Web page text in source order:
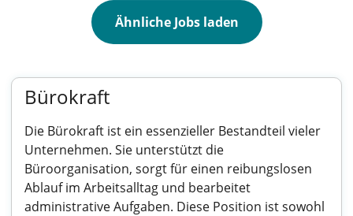
Ähnliche Jobs laden
Bürokraft
Die Bürokraft ist ein essenzieller Bestandteil vieler
Unternehmen. Sie unterstützt die
Büroorganisation, sorgt für einen reibungslosen
Ablauf im Arbeitsalltag und bearbeitet
administrative Aufgaben. Diese Position ist sowohl